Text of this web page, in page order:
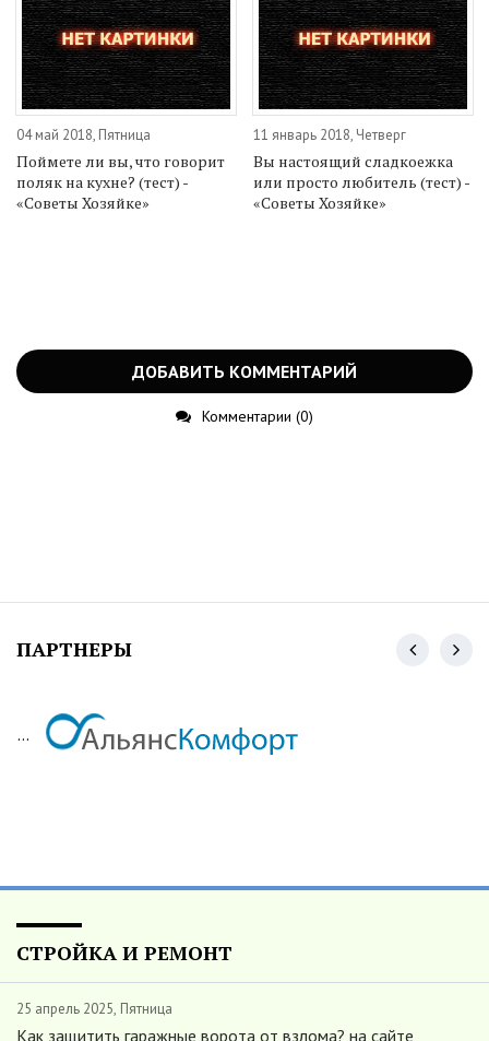
04 май 2018, Пятница
Поймете ли вы, что говорит
поляк на кухне? (тест) -
«Советы Хозяйке»
11 январь 2018, Четверг
Вы настоящий сладкоежка
или просто любитель (тест) -
«Советы Хозяйке»
ДОБАВИТЬ КОММЕНТАРИЙ
Комментарии (0)
ПАРТНЕРЫ
...
СТРОЙКА И РЕМОНТ
25 апрель 2025, Пятница
Как защитить гаражные ворота от взлома? на сайте